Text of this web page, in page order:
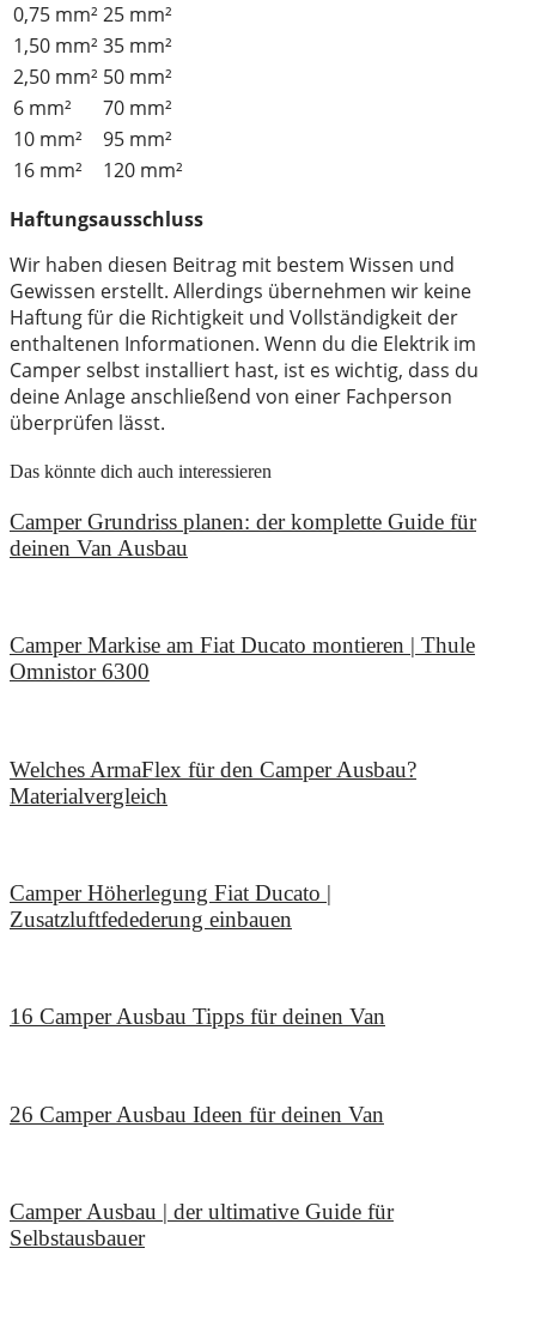
0,75 mm² 25 mm²
1,50 mm² 35 mm²
2,50 mm² 50 mm²
6 mm²
70 mm²
10 mm²
95 mm²
16 mm²
120 mm²
Haftungsausschluss
Wir haben diesen Beitrag mit bestem Wissen und
Gewissen erstellt. Allerdings übernehmen wir keine
Haftung für die Richtigkeit und Vollständigkeit der
enthaltenen Informationen. Wenn du die Elektrik im
Camper selbst installiert hast, ist es wichtig, dass du
deine Anlage anschließend von einer Fachperson
überprüfen lässt.
Das könnte dich auch interessieren
Camper Grundriss planen: der komplette Guide für
deinen Van Ausbau
Camper Markise am Fiat Ducato montieren | Thule
Omnistor 6300
Welches ArmaFlex für den Camper Ausbau?
Materialvergleich
Camper Höherlegung Fiat Ducato |
Zusatzluftfedederung einbauen
16 Camper Ausbau Tipps für deinen Van
26 Camper Ausbau Ideen für deinen Van
Camper Ausbau | der ultimative Guide für
Selbstausbauer